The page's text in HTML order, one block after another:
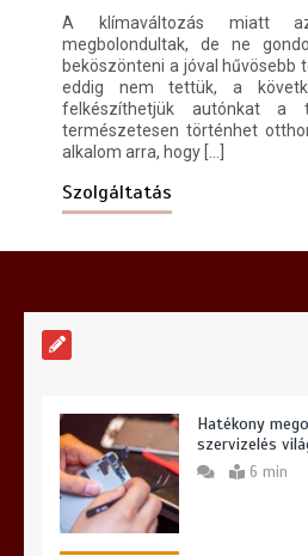
A klímaváltozás miatt
megbolondultak, de ne
beköszönteni a jóval hűvösebb
eddig nem tettük, a
felkészíthetjük autónkat a
természetesen történhet
alkalom arra, hogy […]
Szolgáltatás
Milyen
telepítése?
6 min
Hatékony
szervizelés
6 min